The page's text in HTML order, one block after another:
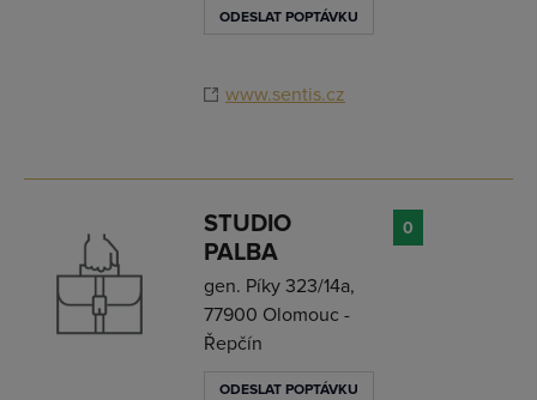
ODESLAT POPTÁVKU
www.sentis.cz
STUDIO
PALBA
gen. Píky 323/14a,
77900 Olomouc -
Řepčín
ODESLAT POPTÁVKU
0